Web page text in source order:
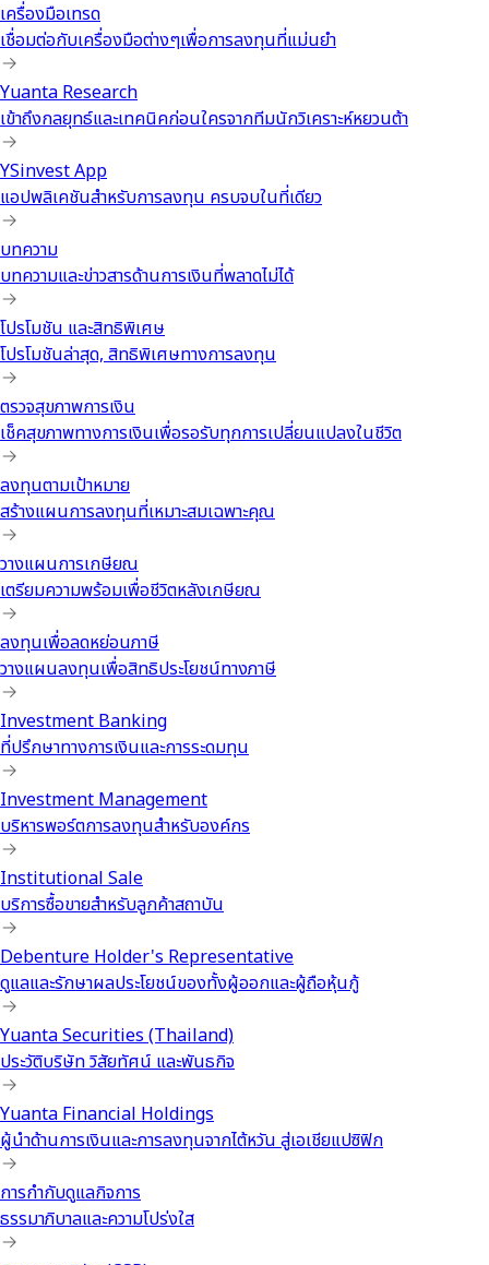
เครื่องมือเทรด
เชื่อมต่อกับเครื่องมือต่างๆเพื่อการลงทุนที่แม่นยำ
Yuanta Research
เข้าถึงกลยุทธ์และเทคนิคก่อนใครจากทีมนักวิเคราะห์หยวนต้า
YSinvest App
แอปพลิเคชันสำหรับการลงทุน ครบจบในที่เดียว
บทความ
บทความและข่าวสารด้านการเงินที่พลาดไม่ได้
โปรโมชัน และสิทธิพิเศษ
โปรโมชันล่าสุด, สิทธิพิเศษทางการลงทุน
ตรวจสุขภาพการเงิน
เช็คสุขภาพทางการเงินเพื่อรอรับทุกการเปลี่ยนแปลงในชีวิต
ลงทุนตามเป้าหมาย
สร้างแผนการลงทุนที่เหมาะสมเฉพาะคุณ
วางแผนการเกษียณ
เตรียมความพร้อมเพื่อชีวิตหลังเกษียณ
ลงทุนเพื่อลดหย่อนภาษี
วางแผนลงทุนเพื่อสิทธิประโยชน์ทางภาษี
Investment Banking
ที่ปรึกษาทางการเงินและการระดมทุน
Investment Management
บริหารพอร์ตการลงทุนสำหรับองค์กร
Institutional Sale
บริการซื้อขายสำหรับลูกค้าสถาบัน
Debenture Holder's Representative
ดูแลและรักษาผลประโยชน์ของทั้งผู้ออกและผู้ถือหุ้นกู้
Yuanta Securities (Thailand)
ประวัติบริษัท วิสัยทัศน์ และพันธกิจ
Yuanta Financial Holdings
ผู้นำด้านการเงินและการลงทุนจากไต้หวัน สู่เอเชียแปซิฟิก
การกำกับดูแลกิจการ
ธรรมาภิบาลและความโปร่งใส